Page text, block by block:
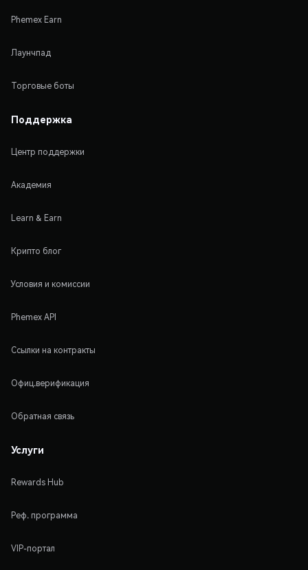
Phemex Earn
Лаунчпад
Торговые боты
Поддержка
Центр поддержки
Академия
Learn & Earn
Крипто блог
Условия и комиссии
Phemex API
Ссылки на контракты
Офиц.верификация
Обратная связь
Услуги
Rewards Hub
Реф. программа
VIP-портал